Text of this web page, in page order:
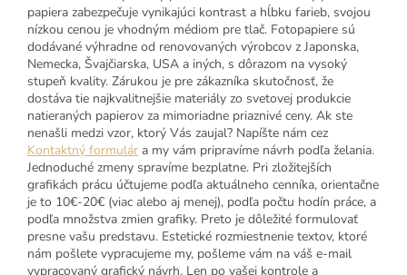
papiera zabezpečuje vynikajúci kontrast a hĺbku farieb, svojou
nízkou cenou je vhodným médiom pre tlač. Fotopapiere sú
dodávané výhradne od renovovaných výrobcov z Japonska,
Nemecka, Švajčiarska, USA a iných, s dôrazom na vysoký
stupeň kvality. Zárukou je pre zákazníka skutočnosť, že
dostáva tie najkvalitnejšie materiály zo svetovej produkcie
natieraných papierov za mimoriadne priaznivé ceny. Ak ste
nenašli medzi vzor, ktorý Vás zaujal? Napíšte nám cez
Kontaktný formulár a my vám pripravíme návrh podľa želania.
Jednoduché zmeny spravíme bezplatne. Pri zložitejších
grafikách prácu účtujeme podľa aktuálneho cenníka, orientačne
je to 10€-20€ (viac alebo aj menej), podľa počtu hodín práce, a
podľa množstva zmien grafiky. Preto je dôležité formulovať
presne vašu predstavu. Estetické rozmiestnenie textov, ktoré
nám pošlete vypracujeme my, pošleme vám na váš e-mail
vypracovaný grafický návrh. Len po vašej kontrole a